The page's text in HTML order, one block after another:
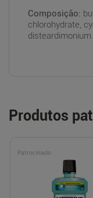
Composição:
chlorohydrate,
Produtos
Patrocinado